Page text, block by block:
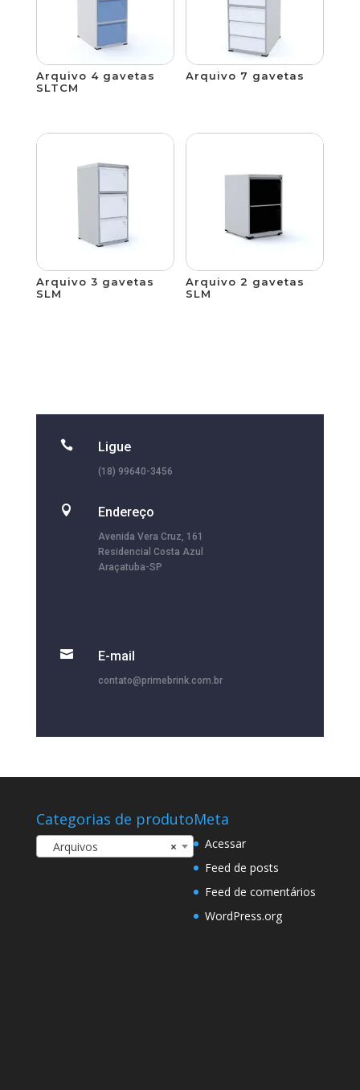
Arquivo 4 gavetas
SLTCM
Arquivo 7 gavetas
Arquivo 3 gavetas
SLM
Arquivo 2 gavetas
SLM
 Ligue
(18) 99640-3456
 Endereço
Avenida Vera Cruz, 161
Residencial Costa Azul
Araçatuba-SP
 E-mail
contato@primebrink.com.br
Categorias de produto
×
Arquivos
Meta
Acessar
Feed de posts
Feed de comentários
WordPress.org